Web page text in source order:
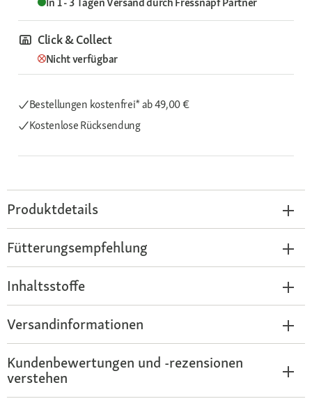
Click & Collect
Nicht verfügbar
Bestellungen kostenfrei*ab 49,00 €
Kostenlose Rücksendung
Produktdetails
Fütterungsempfehlung
Inhaltsstoffe
Versandinformationen
Kundenbewertungen und -rezensionen
verstehen